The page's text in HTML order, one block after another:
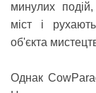
минулих
міст і
об'єкта
Однак